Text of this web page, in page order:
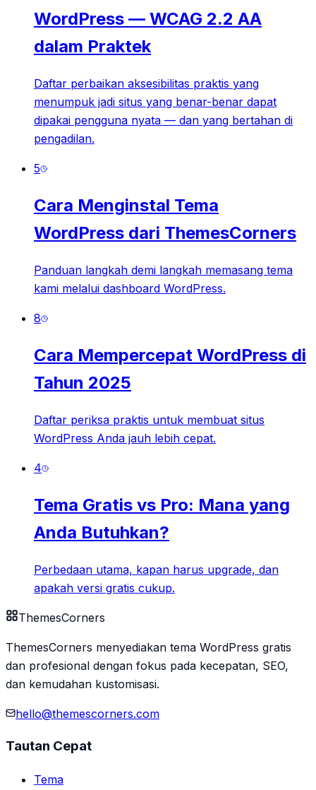
WordPress — WCAG 2.2 AA
dalam Praktek
Daftar perbaikan aksesibilitas praktis yang
menumpuk jadi situs yang benar-benar dapat
dipakai pengguna nyata — dan yang bertahan di
pengadilan.
5
Cara Menginstal Tema
WordPress dari ThemesCorners
Panduan langkah demi langkah memasang tema
kami melalui dashboard WordPress.
8
Cara Mempercepat WordPress di
Tahun 2025
Daftar periksa praktis untuk membuat situs
WordPress Anda jauh lebih cepat.
4
Tema Gratis vs Pro: Mana yang
Anda Butuhkan?
Perbedaan utama, kapan harus upgrade, dan
apakah versi gratis cukup.
ThemesCorners
ThemesCorners menyediakan tema WordPress gratis
dan profesional dengan fokus pada kecepatan, SEO,
dan kemudahan kustomisasi.
hello@themescorners.com
Tautan Cepat
Tema